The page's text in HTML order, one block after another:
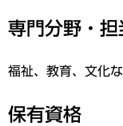
専門分野・
福祉、教育、文化
保有資格